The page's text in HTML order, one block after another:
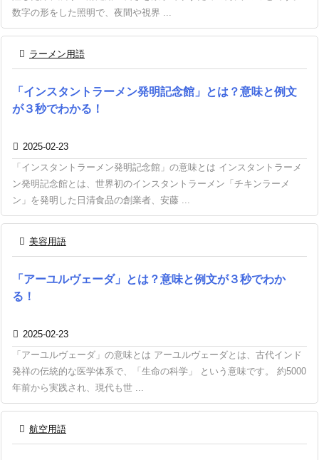
数字の形をした照明で、夜間や視界 ...
 ラーメン用語
「インスタントラーメン発明記念館」とは？意味と例文
が３秒でわかる！
 2025-02-23
「インスタントラーメン発明記念館」の意味とは インスタントラーメ
ン発明記念館とは、世界初のインスタントラーメン「チキンラーメ
ン」を発明した日清食品の創業者、安藤 ...
 美容用語
「アーユルヴェーダ」とは？意味と例文が３秒でわか
る！
 2025-02-23
「アーユルヴェーダ」の意味とは アーユルヴェーダとは、古代インド
発祥の伝統的な医学体系で、「生命の科学」 という意味です。 約5000
年前から実践され、現代も世 ...
 航空用語